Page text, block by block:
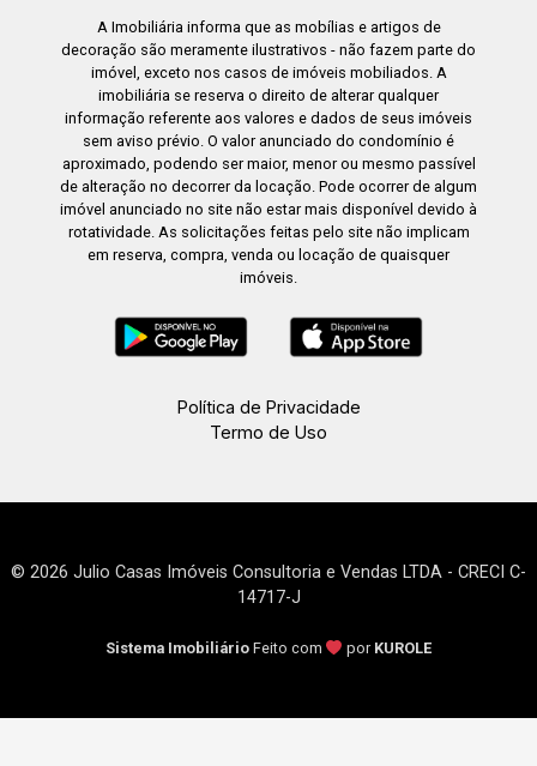
A Imobiliária informa que as mobílias e artigos de
decoração são meramente ilustrativos - não fazem parte do
imóvel, exceto nos casos de imóveis mobiliados. A
imobiliária se reserva o direito de alterar qualquer
informação referente aos valores e dados de seus imóveis
sem aviso prévio. O valor anunciado do condomínio é
aproximado, podendo ser maior, menor ou mesmo passível
de alteração no decorrer da locação. Pode ocorrer de algum
imóvel anunciado no site não estar mais disponível devido à
rotatividade. As solicitações feitas pelo site não implicam
em reserva, compra, venda ou locação de quaisquer
imóveis.
Política de Privacidade
Termo de Uso
© 2026 Julio Casas Imóveis Consultoria e Vendas LTDA - CRECI C-
14717-J
Sistema Imobiliário Feito com por KUROLE